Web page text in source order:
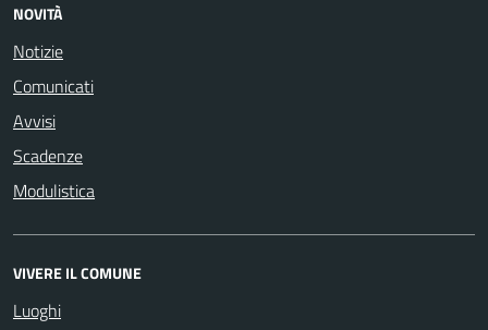
NOVITÀ
Notizie
Comunicati
Avvisi
Scadenze
Modulistica
VIVERE IL COMUNE
Luoghi